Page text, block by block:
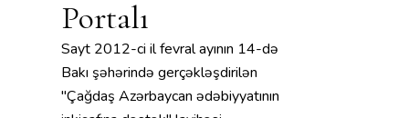
Portalı
Sayt 2012-ci il fevral ayının 14-də
Bakı şəhərində gerçəkləşdirilən
"Çağdaş Azərbaycan ədəbiyyatının